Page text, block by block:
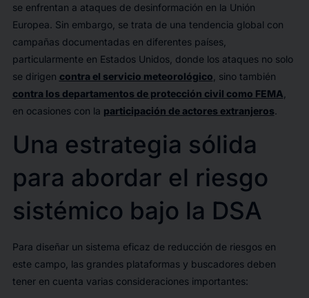
se enfrentan a ataques de desinformación en la Unión
Europea. Sin embargo, se trata de una tendencia global con
campañas documentadas en diferentes países,
particularmente en Estados Unidos, donde los ataques no solo
se dirigen contra el servicio meteorológico , sino también
contra los departamentos de protección civil como FEMA
en ocasiones con la participación de actores extranjeros.
Una estrategia sólida
para abordar el riesgo
sistémico bajo la DSA
Para diseñar un sistema eficaz de reducción de riesgos en
este campo, las grandes plataformas y buscadores deben
tener en cuenta varias consideraciones importantes: